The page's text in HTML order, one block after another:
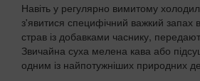
Навіть у регулярно вимитому
з'явитися специфічний важкий запах
страв із добавками часнику,
Звичайна суха мелена кава або
одним із найпотужніших природних